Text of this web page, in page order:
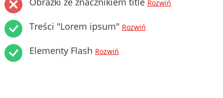
Rozwiń
Treści "Lorem ipsum" Rozwiń
Elementy Flash Rozwiń